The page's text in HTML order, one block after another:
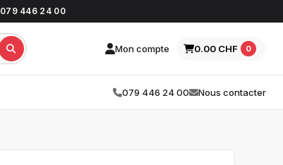
079 446 24 00
Mon compte 0.00 CHF 0
079 446 24 00 Nous contacter